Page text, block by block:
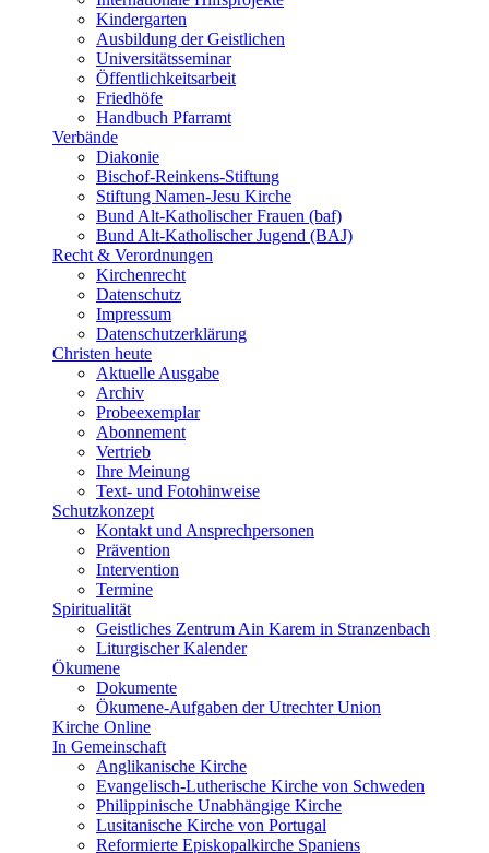
Kindergarten
Ausbildung der Geistlichen
Universitätsseminar
Öffentlichkeitsarbeit
Friedhöfe
Handbuch Pfarramt
Verbände
Diakonie
Bischof-Reinkens-Stiftung
Stiftung Namen-Jesu Kirche
Bund Alt-Katholischer Frauen (baf)
Bund Alt-Katholischer Jugend (BAJ)
Recht & Verordnungen
Kirchenrecht
Datenschutz
Impressum
Datenschutzerklärung
Christen heute
Aktuelle Ausgabe
Archiv
Probeexemplar
Abonnement
Vertrieb
Ihre Meinung
Text- und Fotohinweise
Schutzkonzept
Kontakt und Ansprechpersonen
Prävention
Intervention
Termine
Spiritualität
Geistliches Zentrum Ain Karem in Stranzenbach
Liturgischer Kalender
Ökumene
Dokumente
Ökumene-Aufgaben der Utrechter Union
Kirche Online
In Gemeinschaft
Anglikanische Kirche
Evangelisch-Lutherische Kirche von Schweden
Philippinische Unabhängige Kirche
Lusitanische Kirche von Portugal
Reformierte Episkopalkirche Spaniens